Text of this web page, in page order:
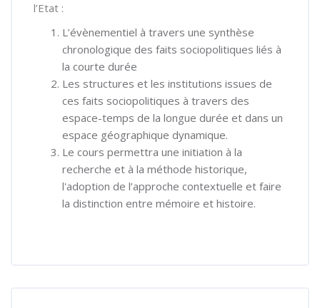
l’Etat :
L’évènementiel à travers une synthèse
chronologique des faits sociopolitiques liés à
la courte durée
Les structures et les institutions issues de
ces faits sociopolitiques à travers des
espace-temps de la longue durée et dans un
espace géographique dynamique.
Le cours permettra une initiation à la
recherche et à la méthode historique,
l'adoption de l’approche contextuelle et faire
la distinction entre mémoire et histoire.